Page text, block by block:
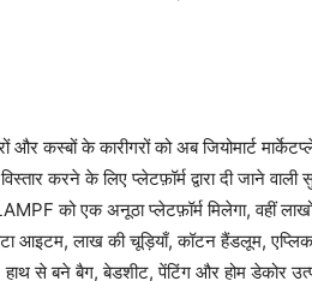
कस्बों के कारीगरों को अब जियोमार्ट
करने के लिए प्लेटफ़ॉर्म द्वारा दी जाने
को एक अनूठा प्लेटफ़ॉर्म मिलेगा, वहीं लाखों
आइटम, लाख की चूड़ियाँ, कॉटन हैंडलूम,
हाथ से बने बैग, बेडशीट, पेंटिंग और होम डेकोर